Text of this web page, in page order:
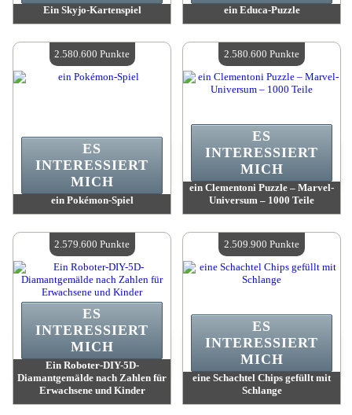
Ein Skyjo-Kartenspiel
Verfügbare Menge:4
ein Educa-Puzzle
Verfügbare Menge:4
ein Pokémon-Spiel
Verfügbare Menge:4
ES
INTERESSIERT
MICH
2.580.600 Punkte
ein Clementoni Puzzle – Marvel-
Universum – 1000 Teile
Verfügbare Menge:4
ES
INTERESSIERT
MICH
2.580.600 Punkte
Ein Roboter-DIY-5D-
Diamantgemälde nach Zahlen für
Erwachsene und Kinder
ES
INTERESSIERT
MICH
2.579.600 Punkte
eine Schachtel Chips gefüllt mit
Schlange
ES
INTERESSIERT
MICH
2.509.900 Punkte